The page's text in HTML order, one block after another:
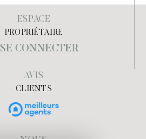
ESPACE
PROPRIÉTAIRE
SE CONNECTER
AVIS
CLIENTS